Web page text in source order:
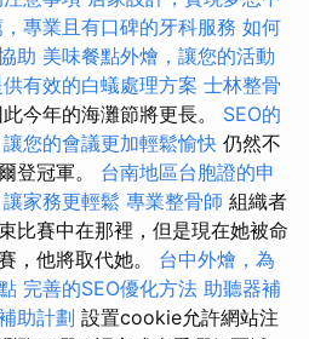
專業且有口碑的牙科服務 如何
助 美味餐點外燴，讓您的活動
有效的白蟻處理方案 士林整骨
今年的海灘節將更長。 SEO的
您的會議更加輕鬆愉快 仍然不
登冠軍。 台南地區台胞證的申
家務更輕鬆 專業整骨師 組織者
比賽中在那裡，但是現在她被命
，他將取代她。 台中外燴，為
完善的SEO優化方法 助聽器補
助計劃 設置cookie允許網站注